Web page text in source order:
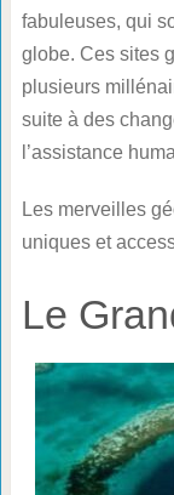
fabuleuses, qui
globe. Ces sites
plusieurs
suite à des
l’assistance
Les merveilles
uniques et
Le